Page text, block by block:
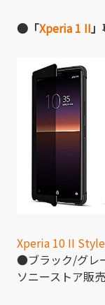
●「Xperia 1 II」
Xperia 10 II Style
●ブラック/グレ
ソニーストア販